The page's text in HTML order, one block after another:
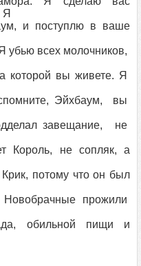
Я
и поступлю в ваше
убью всех молочников,
которой вы живете. Я
Эйхбаум, вы
завещание, не
Король, не сопляк, а
потому что он был
прожили
обильной пищи и